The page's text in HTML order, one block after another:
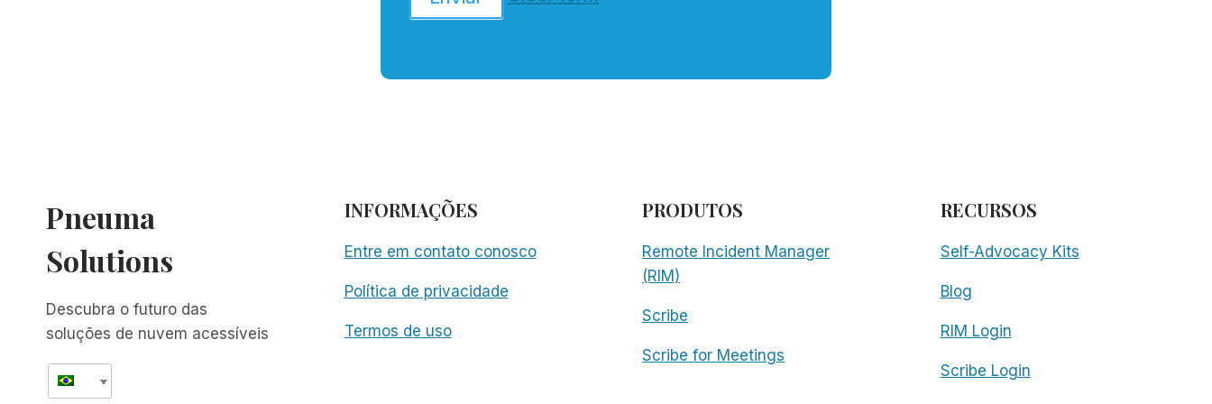
Pneuma
Solutions
Descubra o futuro das
soluções de nuvem acessíveis
INFORMAÇÕES
Entre em contato conosco
Política de privacidade
Termos de uso
PRODUTOS
Remote Incident Manager
(RIM)
Scribe
Scribe for Meetings
RECURSOS
Self-Advocacy Kits
Blog
RIM Login
Scribe Login